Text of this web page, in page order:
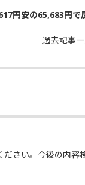
617円安の65,683円
過去記事
さい。今後の内容